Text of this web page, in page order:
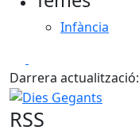
Infància
Darrera
Dies Gegants
RSS